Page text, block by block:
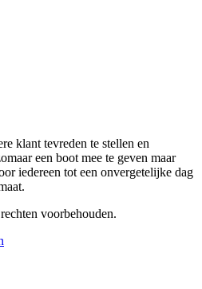
klant tevreden te stellen en
een boot mee te geven maar
iedereen tot een onvergetelijke dag
voorbehouden.